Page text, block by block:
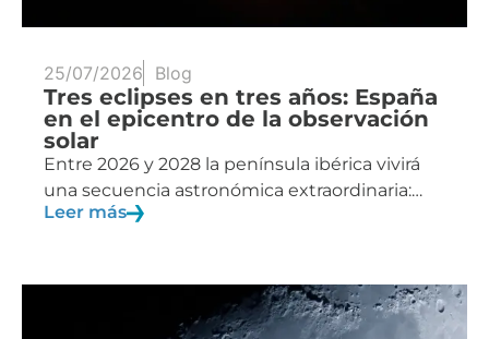
25/07/2026 Blog
Tres eclipses en tres años: España
en el epicentro de la observación
solar
Entre 2026 y 2028 la península ibérica vivirá
una secuencia astronómica extraordinaria:…
Leer más